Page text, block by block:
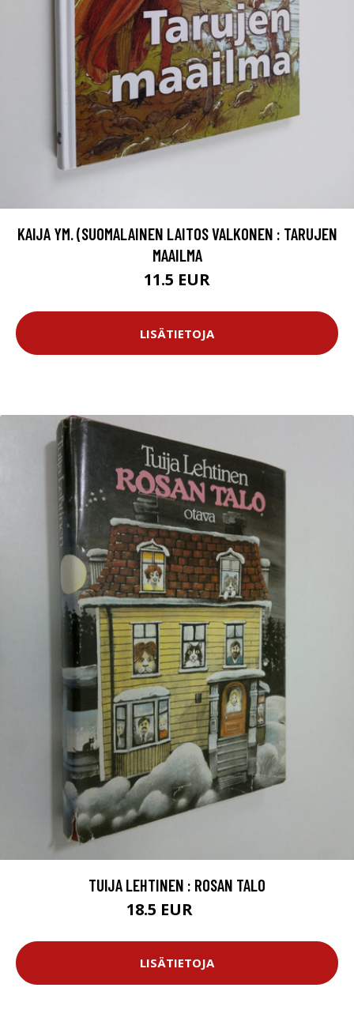
KAIJA YM. (SUOMALAINEN LAITOS VALKONEN : TARUJEN
MAAILMA
11.5 EUR
LISÄTIETOJA
TUIJA LEHTINEN : ROSAN TALO
18.5 EUR
LISÄTIETOJA